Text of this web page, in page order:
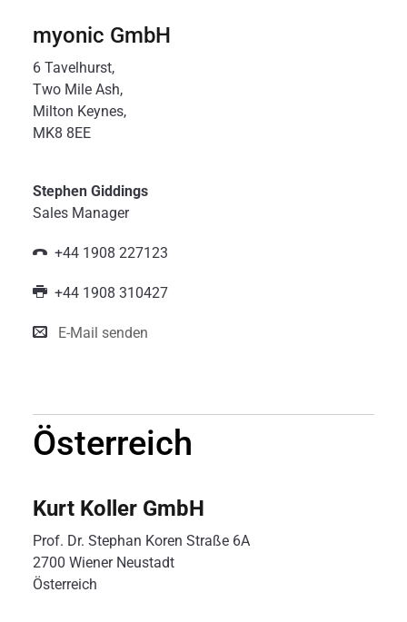
myonic GmbH
6 Tavelhurst,
Two Mile Ash,
Milton Keynes,
MK8 8EE
Stephen Giddings
Sales Manager
+44 1908 227123
+44 1908 310427
E-Mail senden
Österreich
Kurt Koller GmbH
Prof. Dr. Stephan Koren Straße 6A
2700 Wiener Neustadt
Österreich